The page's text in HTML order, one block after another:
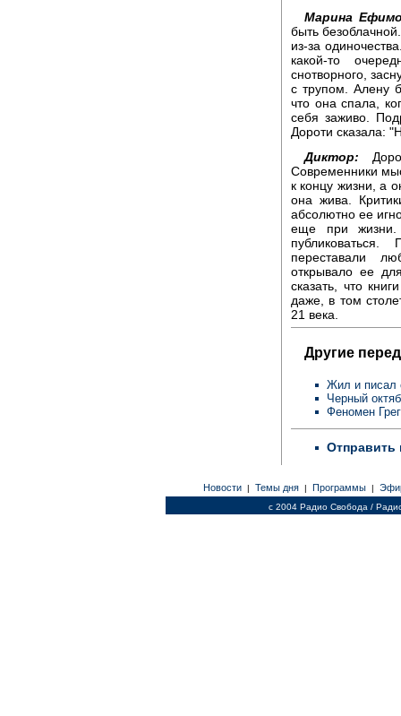
Марина
быть
из-за
какой-то
снотворного,
с трупом. Алену
что она спала,
себя заживо.
Дороти сказала:
Диктор:
Современники
к концу жизни, а
она жива.
абсолютно ее
еще при жизни.
переставали
открывало ее
сказать, что
даже, в том
21 века.
Другие
Жил и писал
Черный
Феномен
Отправить
Новости | Темы дня | Программы |
c 2004 Радио Свобода /